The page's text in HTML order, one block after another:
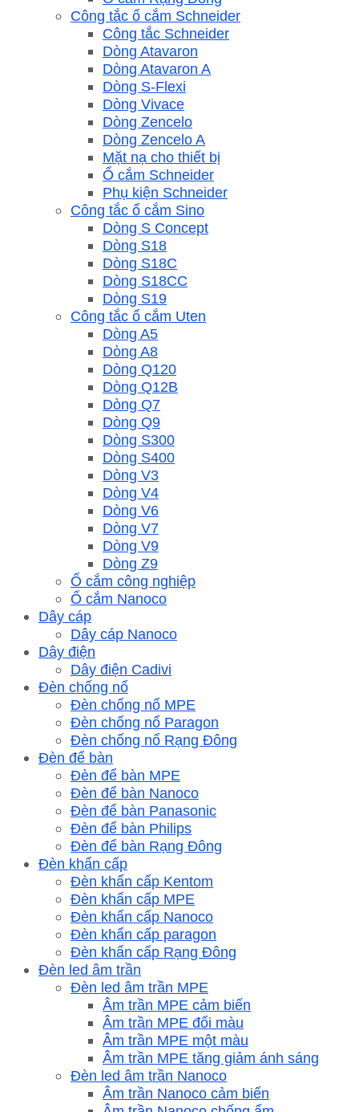
Công tắc ổ cắm Schneider
Công tắc Schneider
Dòng Atavaron
Dòng Atavaron A
Dòng S-Flexi
Dòng Vivace
Dòng Zencelo
Dòng Zencelo A
Mặt nạ cho thiết bị
Ổ cắm Schneider
Phụ kiện Schneider
Công tắc ổ cắm Sino
Dòng S Concept
Dòng S18
Dòng S18C
Dòng S18CC
Dòng S19
Công tắc ổ cắm Uten
Dòng A5
Dòng A8
Dòng Q120
Dòng Q12B
Dòng Q7
Dòng Q9
Dòng S300
Dòng S400
Dòng V3
Dòng V4
Dòng V6
Dòng V7
Dòng V9
Dòng Z9
Ổ cắm công nghiệp
Ổ cắm Nanoco
Dây cáp
Dây cáp Nanoco
Dây điện
Dây điện Cadivi
Đèn chống nổ
Đèn chống nổ MPE
Đèn chống nổ Paragon
Đèn chống nổ Rạng Đông
Đèn để bàn
Đèn để bàn MPE
Đèn để bàn Nanoco
Đèn để bàn Panasonic
Đèn để bàn Philips
Đèn để bàn Rạng Đông
Đèn khẩn cấp
Đèn khẩn cấp Kentom
Đèn khẩn cấp MPE
Đèn khẩn cấp Nanoco
Đèn khẩn cấp paragon
Đèn khẩn cấp Rạng Đông
Đèn led âm trần
Đèn led âm trần MPE
Âm trần MPE cảm biến
Âm trần MPE đổi màu
Âm trần MPE một màu
Âm trần MPE tăng giảm ánh sáng
Đèn led âm trần Nanoco
Âm trần Nanoco cảm biến